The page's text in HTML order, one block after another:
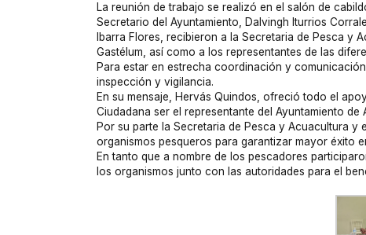
La reunión de trabajo se realizó en el salón de
Secretario del Ayuntamiento, Dalvingh Iturrios
Ibarra Flores, recibieron a la Secretaria de Pesca y
Gastélum, así como a los representantes de las
Para estar en estrecha coordinación y
inspección y vigilancia.
En su mensaje, Hervás Quindos, ofreció todo el
Ciudadana ser el representante del Ayuntamiento de
Por su parte la Secretaria de Pesca y Acuacultura y
organismos pesqueros para garantizar mayor éxito
En tanto que a nombre de los pescadores
los organismos junto con las autoridades para el